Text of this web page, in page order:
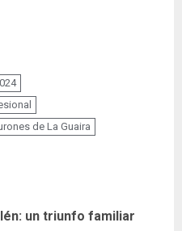
de La Guaira
un triunfo familiar